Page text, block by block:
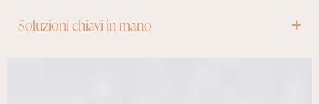
Soluzioni chiavi in mano